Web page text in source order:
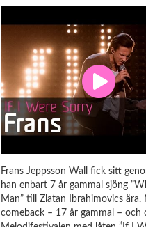
Frans Jeppsson Wall fick sitt
han enbart 7 år gammal sjöng
Man” till Zlatan Ibrahimovics ära.
comeback – 17 år gammal – och